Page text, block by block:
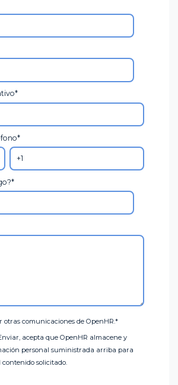
*
*
*
otras comunicaciones de OpenHR.*
acepta que OpenHR almacene y
personal suministrada arriba para
solicitado.